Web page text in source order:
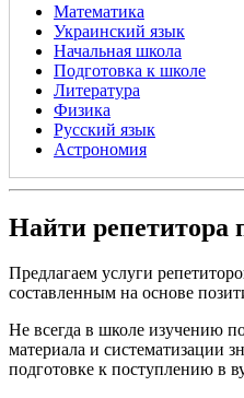
Математика
Украинский язык
Начальная школа
Подготовка к школе
Литература
Физика
Русский язык
Астрономия
Найти репетитора
Предлагаем услуги
составленным на основе
Не всегда в школе изучению
материала и систематизации
подготовке к поступлению в